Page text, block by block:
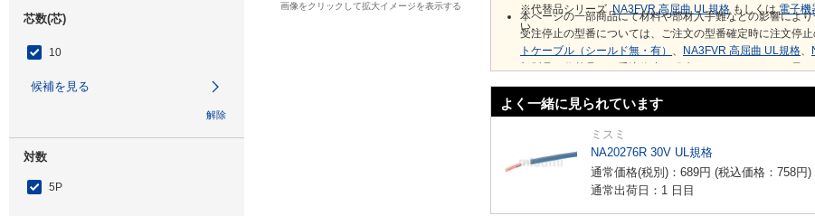
芯数(芯)
10
候補を見る
解除
対数
5P
画像をクリックして拡大イメージを表示する
※代替品シリーズNA3FVR 高屈曲 UL規格もしくは電子機
い。
本ページの一部商品にて材料や部材入手難などの影響によ
受注停止の型番については、ご注文の型番確定時に注文停
トケーブル（シールド無・有） 、 NA3FVR 高屈曲 UL規格、
部製品で代替品でも受注停止が発生しておりますこと、予
よく一緒に見られています
ミスミ
NA20276R 30V UL規格
通常価格(税別)： 689円 (税込価格： 758円)
通常出荷日：1 日目